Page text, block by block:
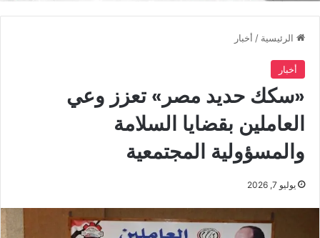
الرئيسية / أخبار
أخبار
«سكك حديد مصر» تعزز وعي
العاملين بقضايا السلامة
والمسؤولية المجتمعية
يوليو 7, 2026